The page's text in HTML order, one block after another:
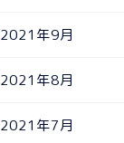
2021年9月
2021年8月
2021年7月